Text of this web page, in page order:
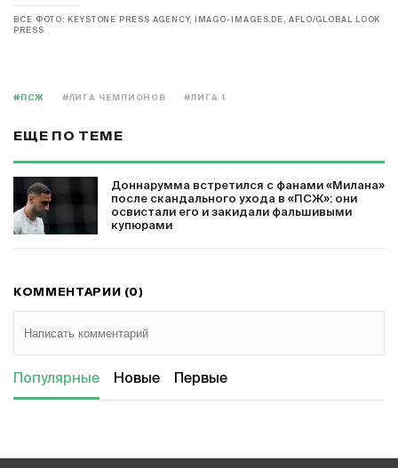
ВСЕ ФОТО: KEYSTONE PRESS AGENCY, IMAGO-IMAGES.DE, AFLO/GLOBAL LOOK
PRESS
#ПСЖ #ЛИГА ЧЕМПИОНОВ #ЛИГА 1
ЕЩЕ ПО ТЕМЕ
Доннарумма встретился с фанами «Милана»
после скандального ухода в «ПСЖ»: они
освистали его и закидали фальшивыми
купюрами
КОММЕНТАРИИ (0)
Популярные Новые Первые